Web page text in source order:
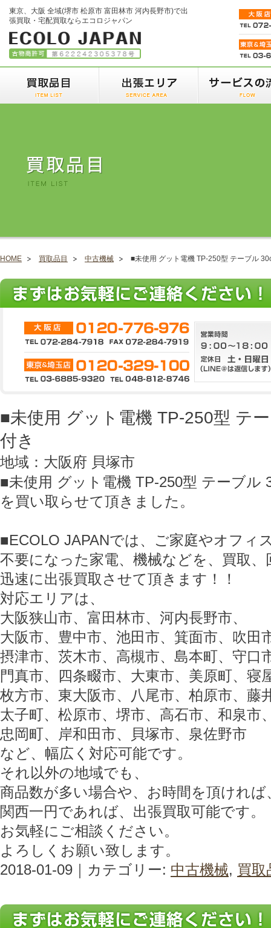
東京、大阪 全域(堺市 松原市 富田林市 河内長野市)で出
張買取・宅配買取ならエコロジャパン
HOME 買取品目 中古機械 ■未使用 グット電機 TP-250型 テーブル
■未使用 グット電機 TP-250型 テ
付き
地域：大阪府 貝塚市
■未使用 グット電機 TP-250型 テーブル
を買い取らせて頂きました。
■ECOLO JAPANでは、ご家庭やオフィ
不要になった家電、機械などを、買取
迅速に出張買取させて頂きます！！
対応エリアは、
大阪狭山市、富田林市、河内長野市、
大阪市、豊中市、池田市、箕面市、吹田
摂津市、茨木市、高槻市、島本町、守口
門真市、四条畷市、大東市、美原町、寝
枚方市、東大阪市、八尾市、柏原市、藤
太子町、松原市、堺市、高石市、和泉市
忠岡町、岸和田市、貝塚市、泉佐野市
など、幅広く対応可能です。
それ以外の地域でも、
商品数が多い場合や、お時間を頂ければ
関西一円であれば、出張買取可能です。
お気軽にご相談ください。
よろしくお願い致します。
2018-01-09｜カテゴリー: 中古機械, 買取